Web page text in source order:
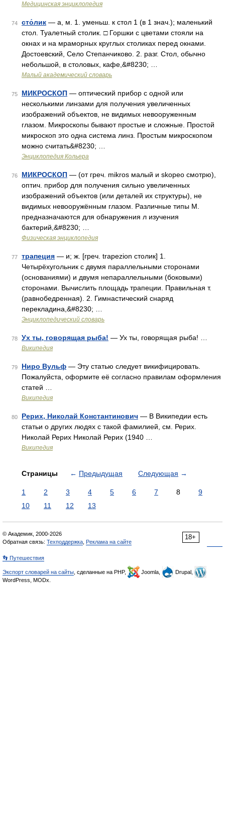
Медицинская энциклопедия
74 сто́лик — а, м. 1. уменьш. к стол 1 (в 1 знач.); маленький
стол. Туалетный столик. □ Горшки с цветами стояли на
окнах и на мраморных круглых столиках перед окнами.
Достоевский, Село Степанчиково. 2. разг. Стол, обычно
небольшой, в столовых, кафе,&#8230; …
Малый академический словарь
75 МИКРОСКОП — оптический прибор с одной или
несколькими линзами для получения увеличенных
изображений объектов, не видимых невооруженным
глазом. Микроскопы бывают простые и сложные. Простой
микроскоп это одна система линз. Простым микроскопом
можно считать&#8230; …
Энциклопедия Кольера
76 МИКРОСКОП — (от греч. mikros малый и skopeo смотрю),
оптич. прибор для получения сильно увеличенных
изображений объектов (или деталей их структуры), не
видимых невооружённым глазом. Различные типы М.
предназначаются для обнаружения л изучения
бактерий,&#8230; …
Физическая энциклопедия
77 трапеция — и; ж. [греч. trapezion столик] 1.
Четырёхугольник с двумя параллельными сторонами
(основаниями) и двумя непараллельными (боковыми)
сторонами. Вычислить площадь трапеции. Правильная т.
(равнобедренная). 2. Гимнастический снаряд
перекладина,&#8230; …
Энциклопедический словарь
78 Ух ты, говорящая рыба! — Ух ты, говорящая рыба! …
Википедия
79 Ниро Вульф — Эту статью следует викифицировать.
Пожалуйста, оформите её согласно правилам оформления
статей …
Википедия
80 Рерих, Николай Константинович — В Википедии есть
статьи о других людях с такой фамилией, см. Рерих.
Николай Рерих Николай Рерих (1940 …
Википедия
Страницы ← Предыдущая Следующая →
1 2 3 4 5 6 7 8
9
10
11 12 13
18+
© Академик, 2000-2026
Обратная связь: Техподдержка Реклама на сайте
👣 Путешествия
Экспорт словарей на сайты , сделанные на PHP, Joomla,
Drupal,
WordPress, MODx.